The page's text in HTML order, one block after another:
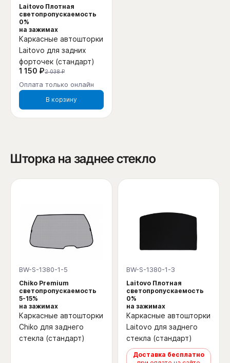
Laitovo Плотная
светопропускаемость
0%
на зажимах
Каркасные автошторки
Laitovo для задних
форточек (стандарт)
1 150 ₽2 038 ₽
Оплата только онлайн
В корзину
Шторка на заднее стекло
BW-S-1380-1-5
Chiko Premium
светопропускаемость
5-15%
на зажимах
Каркасные автошторки
Chiko для заднего
стекла (стандарт)
BW-S-1380-1-3
Laitovo Плотная
светопропускаемость
0%
на зажимах
Каркасные автошторки
Laitovo для заднего
стекла (стандарт)
Доставка бесплатно